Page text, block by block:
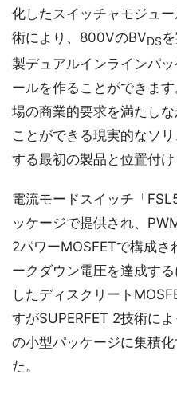
化したスイッチャモジュ
術により、800VのBVDS
製デュアルインラインパ
ールを作ることができま
場の商業的要求を満たし
ことができる現実的なソ
する最初の製品と位置付け
電流モードスイッチ「
ッケージで提供され、
2パワーMOSFETで構成
ークダウン電圧を達成す
したディスクリート
すがSUPERFET 2技術に
の小型パッケージに集積
た。